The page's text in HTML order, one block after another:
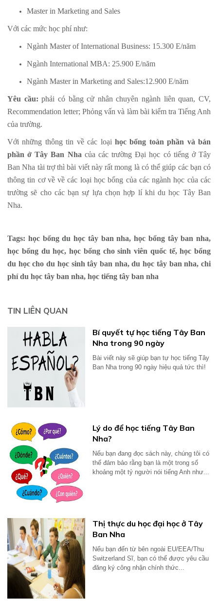
Master in Marketing and Sales
Với các mức học phí như:
Ngành Master of International Business: 15.300 E/năm
Ngành International MBA: 25.900 E/năm
Ngành Master in Marketing and Sales:12.900 E/năm
Yêu cầu: phải có bằng cử nhân chuyên ngành liên quan, CV,
Recommendation letter; Phỏng vấn và làm bài kiểm tra Tiếng Anh
của trường.
Với những thông tin về các loại học bổng toàn phần và bán
phần ở Tây Ban Nha của các trường Đại học có tiếng ở Tây
Ban Nha tài trợ thì bài viết này rất mong là có thể giúp các bạn có
thông tin cơ về về các loại học bổng của các ngành học của các
trường sẽ cho các bạn sự lựa chọn hợp lí khi du học Tây Ban
Nha.
Tags: học bổng du học tây ban nha, học bổng tây ban nha,
học bổng du học, học bổng cho sinh viên quốc tế, học bổng
du học cho du học sinh tây ban nha, du học tây ban nha, chi
phí du học tây ban nha, học tiếng tây ban nha
TIN LIÊN QUAN
Bí quyết tự học tiếng Tây Ban
Nha trong 90 ngày
Bài viết này sẽ giúp bạn tự học tiếng Tây
Ban Nha trong 90 ngày hiệu quả tức thì!
Lý do để học tiếng Tây Ban
Nha?
Nếu bạn đang đọc sách này, chúng tôi có
thể đảm bảo rằng bạn là một trong số
khoảng một tỷ người nói tiếng Anh như...
Thị thực du học đại học ở Tây
Ban Nha
Nếu bạn đến từ bên ngoài EU/EEA/Thu
Switzerland Sĩ, bạn có thể được yêu cầu
đăng ký công nhận chính thức...